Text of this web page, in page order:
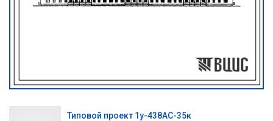
Типовой проект 1у-438АС-35к